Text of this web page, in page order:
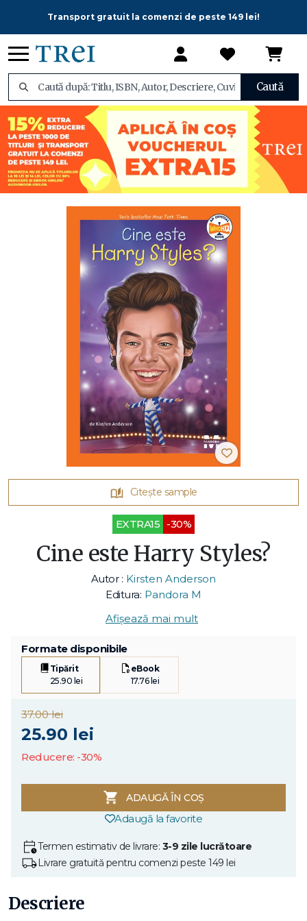
Transport gratuit la comenzi de peste 149 lei!
Caută
Citește sample
EXTRA15 -30%
Cine este Harry Styles?
Autor : Kirsten Anderson
Editura: Pandora M
Afișează mai mult
Formate disponibile
Tipărit
25.90 lei
eBook
17.76 lei
37.00 lei
25.90 lei
Reducere: -30%
ADAUGĂ ÎN COȘ
Adaugă la favorite
Termen estimativ de livrare: 3-9 zile lucrătoare
Livrare gratuită pentru comenzi peste 149 lei
Descriere